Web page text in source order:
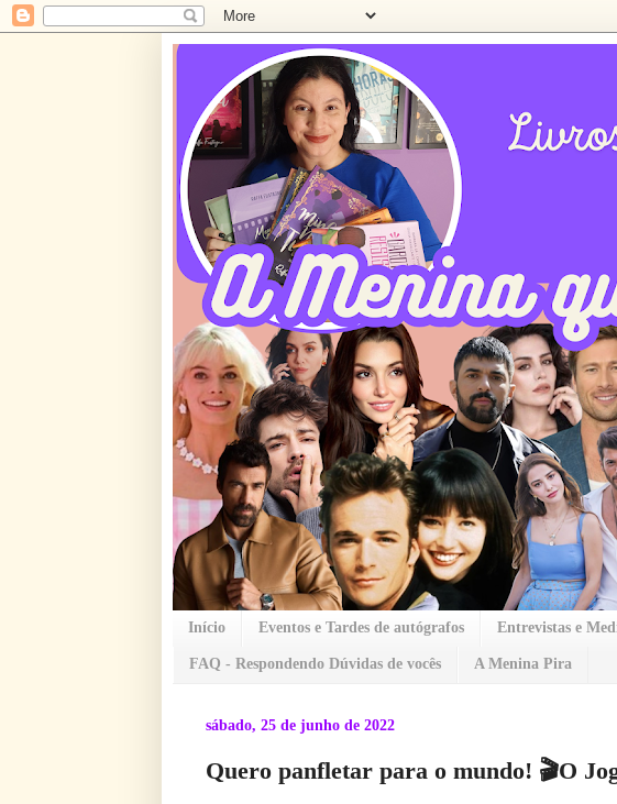
Início Eventos e Tardes de autógrafos Entrevistas e
FAQ - Respondendo Dúvidas de vocês A Menina Pira
sábado, 25 de junho de 2022
Quero panfletar para o mundo! 🎬O